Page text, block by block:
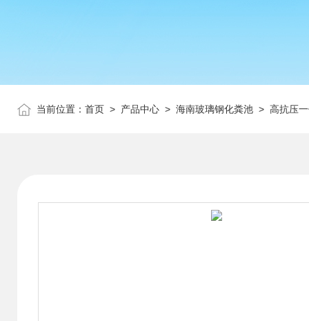
当前位置： 首页 > 产品中心 > 海南玻璃钢化粪池 > 高抗压